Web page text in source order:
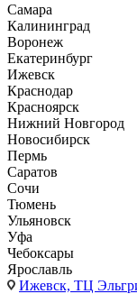
Самара
Калининград
Воронеж
Екатеринбург
Ижевск
Краснодар
Красноярск
Нижний Новгород
Новосибирск
Пермь
Саратов
Сочи
Тюмень
Ульяновск
Уфа
Чебоксары
Ярославль
Ижевск, ТЦ